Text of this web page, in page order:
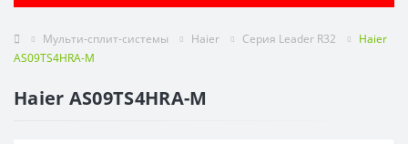
Мульти-сплит-системы Haier Серия Leader R32
Haier
AS09TS4HRA-M
Haier AS09TS4HRA-M